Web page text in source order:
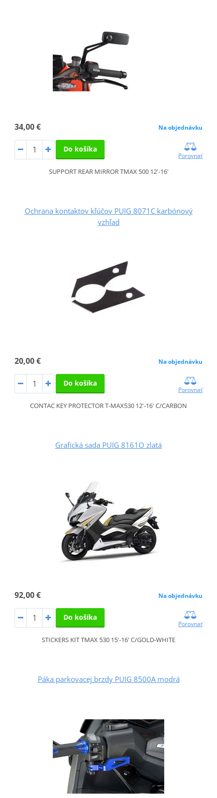
34,00 € Na objednávku
Do košíka
Porovnať
SUPPORT REAR MIRROR TMAX 500 12'-16'
Ochrana kontaktov kľúčov PUIG 8071C karbónový
vzhľad
20,00 € Na objednávku
Do košíka
Porovnať
CONTAC KEY PROTECTOR T-MAX530 12'-16' C/CARBON
Grafická sada PUIG 8161O zlatá
92,00 € Na objednávku
Do košíka
Porovnať
STICKERS KIT TMAX 530 15'-16' C/GOLD-WHITE
Páka parkovacej brzdy PUIG 8500A modrá